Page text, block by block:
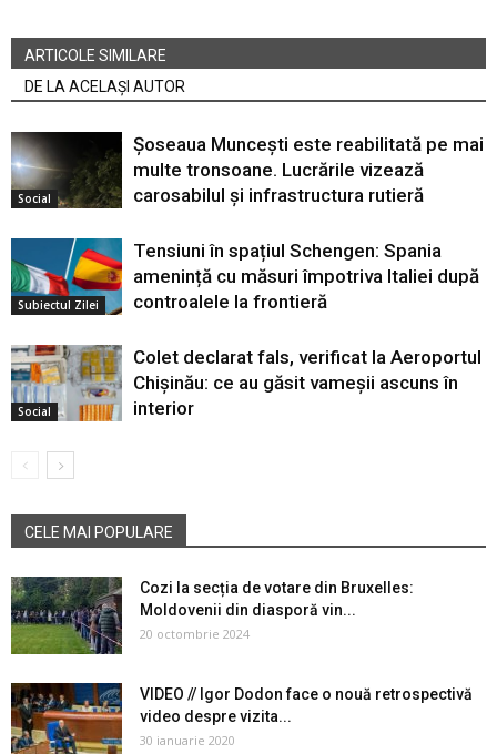
ARTICOLE SIMILARE
DE LA ACELAȘI AUTOR
Social
Șoseaua Muncești este reabilitată pe mai
multe tronsoane. Lucrările vizează
carosabilul și infrastructura rutieră
Subiectul Zilei
Tensiuni în spațiul Schengen: Spania
amenință cu măsuri împotriva Italiei după
controalele la frontieră
Social
Colet declarat fals, verificat la Aeroportul
Chișinău: ce au găsit vameșii ascuns în
interior
CELE MAI POPULARE
Cozi la secția de votare din Bruxelles:
Moldovenii din diasporă vin...
20 octombrie 2024
VIDEO // Igor Dodon face o nouă retrospectivă
video despre vizita...
30 ianuarie 2020